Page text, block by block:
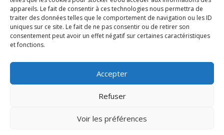
appareils. Le fait de consentir à ces technologies nous permettra de
traiter des données telles que le comportement de navigation ou les ID
uniques sur ce site. Le fait de ne pas consentir ou de retirer son
consentement peut avoir un effet négatif sur certaines caractéristiques
et fonctions.
Accepter
Refuser
Voir les préférences
pas à nous envoyer
tes chroniques de
concerts, de films,
séries ou des billets
d'humeur :
net